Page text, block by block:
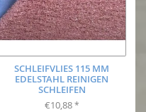
SCHLEIFVLIES 115 MM
EDELSTAHL REINIGEN
SCHLEIFEN
€10,88 *